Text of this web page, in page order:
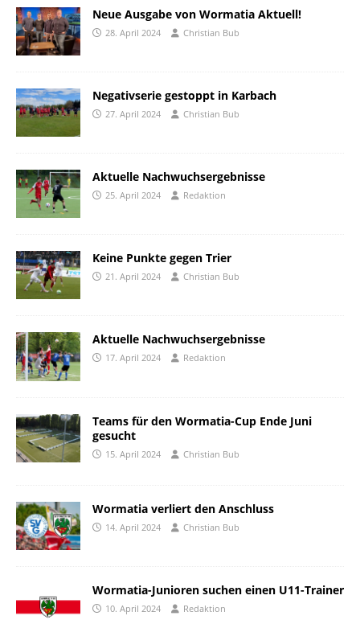
Neue Ausgabe von Wormatia Aktuell!
28. April 2024 Christian Bub
Negativserie gestoppt in Karbach
27. April 2024 Christian Bub
Aktuelle Nachwuchsergebnisse
25. April 2024 Redaktion
Keine Punkte gegen Trier
21. April 2024 Christian Bub
Aktuelle Nachwuchsergebnisse
17. April 2024 Redaktion
Teams für den Wormatia-Cup Ende Juni
gesucht
15. April 2024 Christian Bub
Wormatia verliert den Anschluss
14. April 2024 Christian Bub
Wormatia-Junioren suchen einen U11-Trainer
10. April 2024 Redaktion